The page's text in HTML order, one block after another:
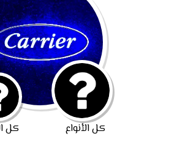
كل كل الأنواع